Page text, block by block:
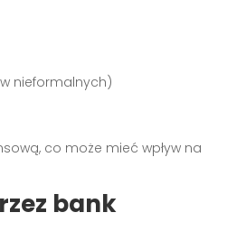
nieformalnych)
co może mieć wpływ na
bank